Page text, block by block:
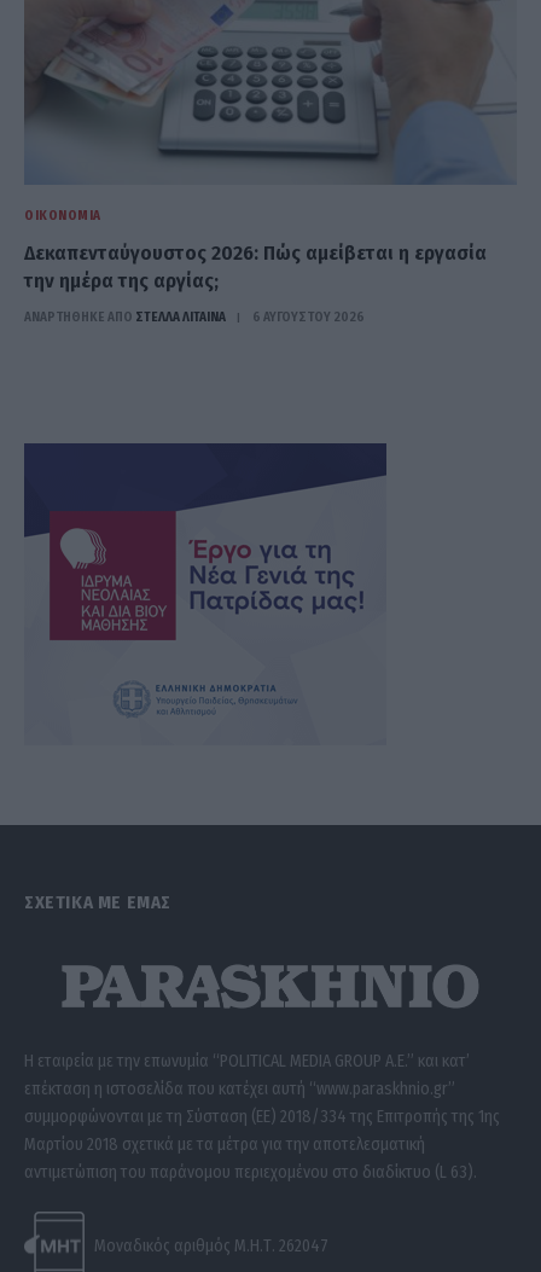
ΟΙΚΟΝΟΜΊΑ
Δεκαπενταύγουστος 2026: Πώς αμείβεται η εργασία
την ημέρα της αργίας;
ΑΝΑΡΤΗΘΗΚΕ ΑΠΟ ΣΤΈΛΛΑ ΛΊΤΑΙΝΑ 6 ΑΥΓΟΎΣΤΟΥ 2026
ΣΧΕΤΙΚΑ ΜΕ ΕΜΑΣ
Η εταιρεία με την επωνυμία “POLITICAL MEDIA GROUP A.E.” και κατ’
επέκταση η ιστοσελίδα που κατέχει αυτή “www.paraskhnio.gr”
συμμορφώνονται με τη Σύσταση (ΕΕ) 2018/334 της Επιτροπής της 1ης
Μαρτίου 2018 σχετικά με τα μέτρα για την αποτελεσματική
αντιμετώπιση του παράνομου περιεχομένου στο διαδίκτυο (L 63).
Μοναδικός αριθμός Μ.Η.Τ. 262047